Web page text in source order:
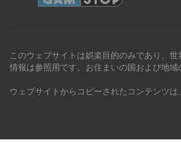
このウェブサイトは娯楽目的のみであり、
情報は参照用です。お住まいの国および地
ウェブサイトからコピーされたコンテンツ